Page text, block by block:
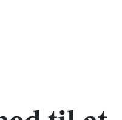
dagtilbud